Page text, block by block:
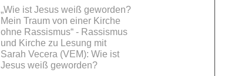
„Wie ist Jesus weiß geworden?
Mein Traum von einer Kirche
ohne Rassismus“ - Rassismus
und Kirche zu Lesung mit
Sarah Vecera (VEM): Wie ist
Jesus weiß geworden?